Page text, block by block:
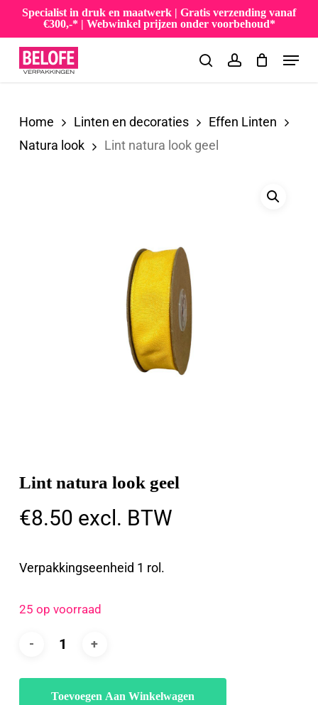
Skip
main
content
Specialist in druk en maatwerk | Gratis verzending vanaf
€300,-* | Webwinkel prijzen onder voorbehoud*
searchaccount
Menu
Home Linten en decoraties
Effen Linten
Natura look
Lint natura look geel
Lint natura look geel
€8.50 excl. BTW
Verpakkingseenheid 1 rol.
25 op voorraad
Toevoegen Aan Winkelwagen